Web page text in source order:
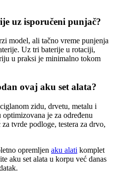
uz isporučeni punjač?
model, ali tačno vreme punjenja
Uz tri baterije u rotaciji,
u praksi je minimalno tokom
ovaj aku set alata?
zidu, drvetu, metalu i
je za određenu
tvrde podloge, testera za drvo,
opremljen aku alati komplet
aku set alata u korpu već danas